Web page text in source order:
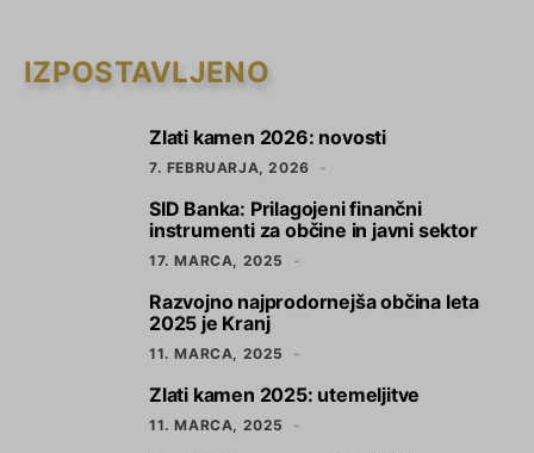
IZPOSTAVLJENO
Zlati kamen 2026: novosti
7. FEBRUARJA, 2026
SID Banka: Prilagojeni finančni
instrumenti za občine in javni sektor
17. MARCA, 2025
Razvojno najprodornejša občina leta
2025 je Kranj
11. MARCA, 2025
Zlati kamen 2025: utemeljitve
11. MARCA, 2025